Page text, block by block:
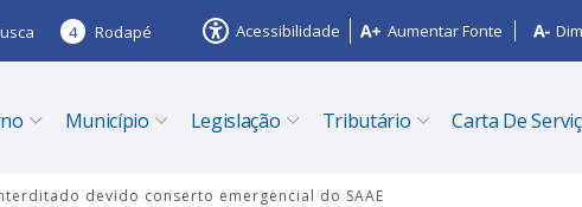
4 Rodapé Acessibilidade Aumentar Fonte
Município Legislação Tributário Carta De
devido conserto emergencial do SAAE